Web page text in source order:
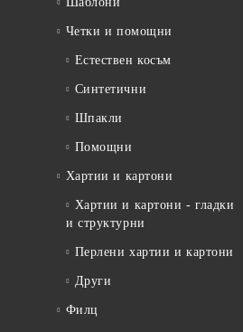
Четки и помощни
Естествен косъм
Синтетични
Шпакли
Помощни
Хартии и картони
Хартии и картони - гладки
и структурни
Перлени хартии и картони
Други
Филц